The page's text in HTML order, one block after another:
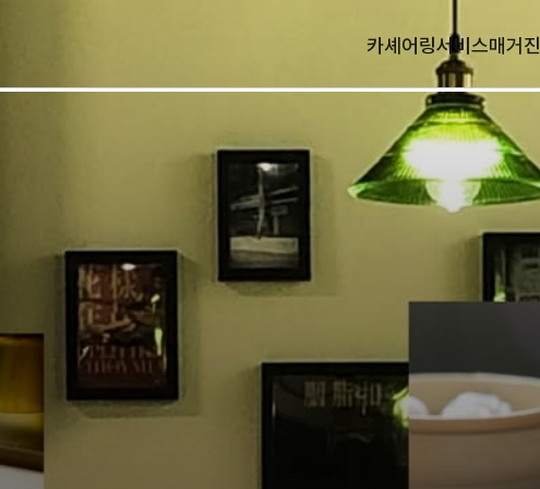
카셰어링서비스매거진